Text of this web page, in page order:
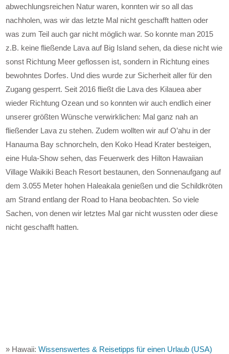
abwechlungsreichen Natur waren, konnten wir so all das
nachholen, was wir das letzte Mal nicht geschafft hatten oder
was zum Teil auch gar nicht möglich war. So konnte man 2015
z.B. keine fließende Lava auf Big Island sehen, da diese nicht wie
sonst Richtung Meer geflossen ist, sondern in Richtung eines
bewohntes Dorfes. Und dies wurde zur Sicherheit aller für den
Zugang gesperrt. Seit 2016 fließt die Lava des Kilauea aber
wieder Richtung Ozean und so konnten wir auch endlich einer
unserer größten Wünsche verwirklichen: Mal ganz nah an
fließender Lava zu stehen. Zudem wollten wir auf O’ahu in der
Hanauma Bay schnorcheln, den Koko Head Krater besteigen,
eine Hula-Show sehen, das Feuerwerk des Hilton Hawaiian
Village Waikiki Beach Resort bestaunen, den Sonnenaufgang auf
dem 3.055 Meter hohen Haleakala genießen und die Schildkröten
am Strand entlang der Road to Hana beobachten. So viele
Sachen, von denen wir letztes Mal gar nicht wussten oder diese
nicht geschafft hatten.
» Hawaii:Wissenswertes & Reisetipps für einen Urlaub (USA)